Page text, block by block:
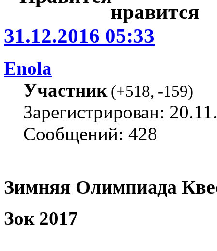
31.12.2016 05:33
Enola
Участник(+518, -159)
Зарегистрирован:
Сообщений: 428
Зимняя Олимпиада
Зок 2017